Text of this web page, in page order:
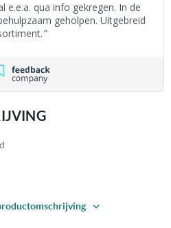
e.e.a. qua info gekregen. In de
geholpen. Uitgebreid